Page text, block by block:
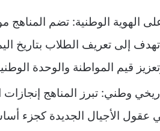
الهوية الوطنية: تضم المناهج
تهدف إلى تعريف الطلاب بتاريخ
قيم المواطنة والوحدة
وطني: تبرز المناهج
في عقول الأجيال الجديدة